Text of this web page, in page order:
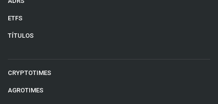
ETFS
TÍTULOS
CRYPTOTIMES
AGROTIMES